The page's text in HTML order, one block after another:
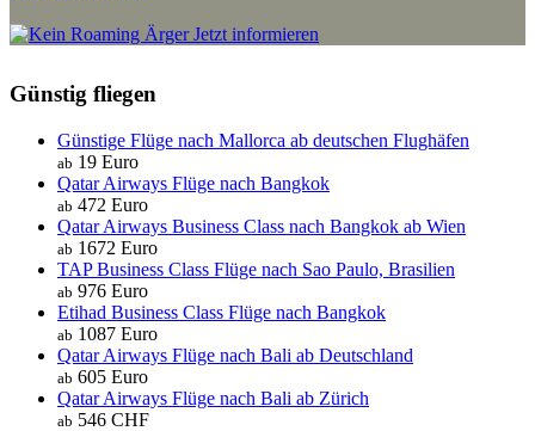
Jetzt informieren
Günstig fliegen
Günstige Flüge nach Mallorca ab deutschen Flughäfen
ab 19 Euro
Qatar Airways Flüge nach Bangkok
ab 472 Euro
Qatar Airways Business Class nach Bangkok ab Wien
ab 1672 Euro
TAP Business Class Flüge nach Sao Paulo, Brasilien
ab 976 Euro
Etihad Business Class Flüge nach Bangkok
ab 1087 Euro
Qatar Airways Flüge nach Bali ab Deutschland
ab 605 Euro
Qatar Airways Flüge nach Bali ab Zürich
ab 546 CHF